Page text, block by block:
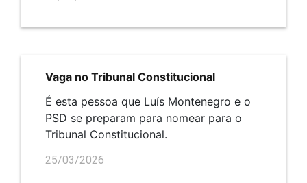
Vaga no Tribunal Constitucional
É esta pessoa que Luís Montenegro e o
PSD se preparam para nomear para o
Tribunal Constitucional.
25/03/2026